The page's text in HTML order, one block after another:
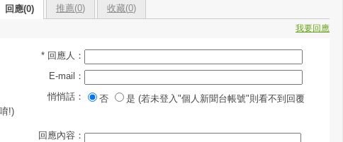
回應(0) 推薦(0) 收藏(0)
我要回應
* 回應人：
E-mail：
悄悄話：
否
是 (若未登入"個人新聞台帳號"則看不到回覆
唷!)
回應內容：